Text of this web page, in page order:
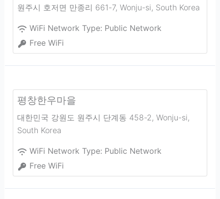
원주시 호저면 만종리 661-7, Wonju-si, South Korea
WiFi Network Type: Public Network
Free WiFi
평창한우마을
대한민국 강원도 원주시 단계동 458-2, Wonju-si,
South Korea
WiFi Network Type: Public Network
Free WiFi